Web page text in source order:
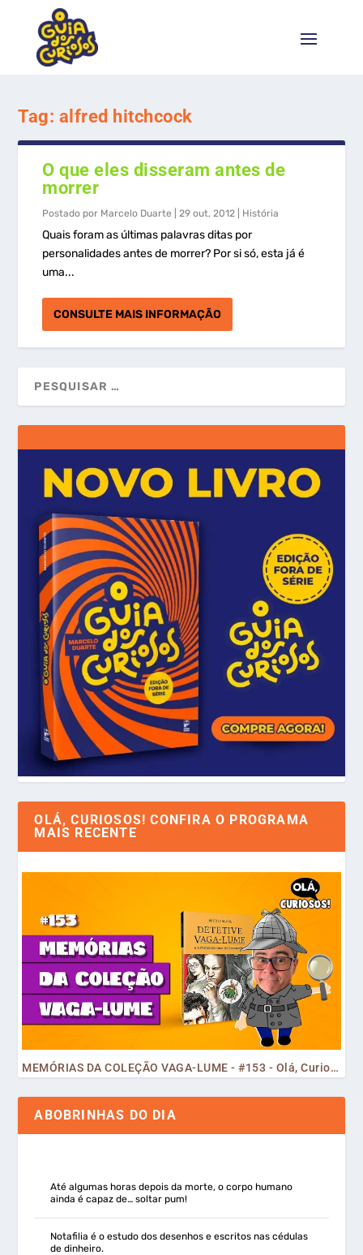
Tag: alfred hitchcock
O que eles disseram antes de
morrer
Postado por Marcelo Duarte |29 out, 2012 História
Quais foram as últimas palavras ditas por
personalidades antes de morrer? Por si só, esta já é
uma...
CONSULTE MAIS INFORMAÇÃO
OLÁ, CURIOSOS! CONFIRA O PROGRAMA
MAIS RECENTE
MEMÓRIAS DA COLEÇÃO VAGA-LUME - #153 - Olá, Curiosos! 2023
ABOBRINHAS DO DIA
Até algumas horas depois da morte, o corpo humano
ainda é capaz de… soltar pum!
Notafilia é o estudo dos desenhos e escritos nas cédulas
de dinheiro.